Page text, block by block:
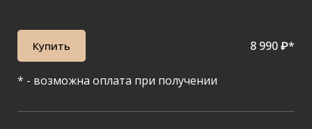
Купить 8 990 ₽*
* - возможна оплата при получении